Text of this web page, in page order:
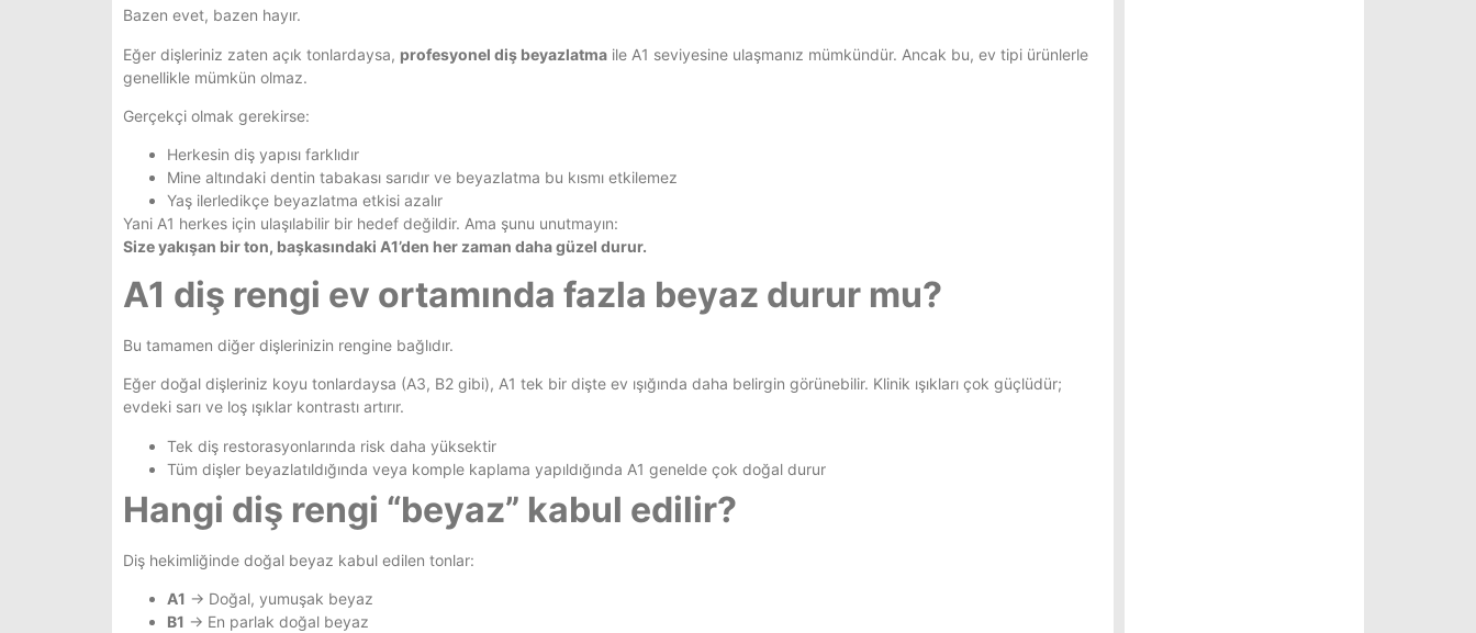
Bazen evet, bazen hayır.
Eğer dişleriniz zaten açık tonlardaysa, profesyonel diş beyazlatma ile A1 seviyesine ulaşmanız mümkündür. Ancak bu, ev tipi ürünlerle
genellikle mümkün olmaz.
Gerçekçi olmak gerekirse:
Herkesin diş yapısı farklıdır
Mine altındaki dentin tabakası sarıdır ve beyazlatma bu kısmı etkilemez
Yaş ilerledikçe beyazlatma etkisi azalır
Yani A1 herkes için ulaşılabilir bir hedef değildir. Ama şunu unutmayın:
Size yakışan bir ton, başkasındaki A1’den her zaman daha güzel durur.
A1 diş rengi ev ortamında fazla beyaz durur mu?
Bu tamamen diğer dişlerinizin rengine bağlıdır.
Eğer doğal dişleriniz koyu tonlardaysa (A3, B2 gibi), A1 tek bir dişte ev ışığında daha belirgin görünebilir. Klinik ışıkları çok güçlüdür;
evdeki sarı ve loş ışıklar kontrastı artırır.
Tek diş restorasyonlarında risk daha yüksektir
Tüm dişler beyazlatıldığında veya komple kaplama yapıldığında A1 genelde çok doğal durur
Hangi diş rengi “beyaz” kabul edilir?
Diş hekimliğinde doğal beyaz kabul edilen tonlar:
A1 → Doğal, yumuşak beyaz
B1 → En parlak doğal beyaz